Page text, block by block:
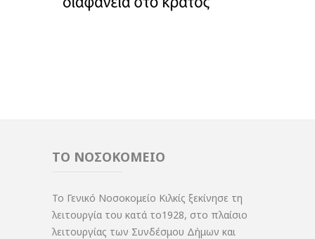
ΤΟ ΝΟΣΟΚΟΜΕΙΟ
Το Γενικό Νοσοκομείο Κιλκίς ξεκίνησε τη
λειτουργία του κατά το1928, στο πλαίσιο
λειτουργίας των Συνδέσμου Δήμων και